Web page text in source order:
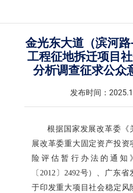
金光东大道（滨河路
工程征地拆迁项目
分析调查征求公众
发布时间：
根据国家发展改革委《
展改革委重大固定资产投资
险评估暂行办法的通知
〔2012〕2492号）、广东
于印发重大项目社会稳定风